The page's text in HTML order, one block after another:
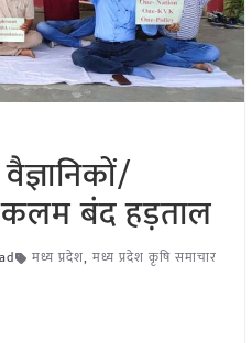
बंद हड़ताल
मध्य प्रदेश, मध्य प्रदेश कृषि समाचार